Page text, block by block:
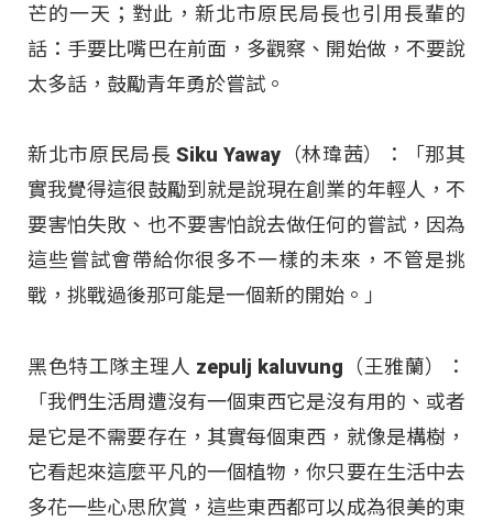
芒的一天；對此，新北市原民局長也引用長輩的
話：手要比嘴巴在前面，多觀察、開始做，不要說
太多話，鼓勵青年勇於嘗試。
新北市原民局長 Siku Yaway（林瑋茜）：「那其
實我覺得這很鼓勵到就是說現在創業的年輕人，不
要害怕失敗、也不要害怕說去做任何的嘗試，因為
這些嘗試會帶給你很多不一樣的未來，不管是挑
戰，挑戰過後那可能是一個新的開始。」
黑色特工隊主理人 zepulj kaluvung（王雅蘭）：
「我們生活周遭沒有一個東西它是沒有用的、或者
是它是不需要存在，其實每個東西，就像是構樹，
它看起來這麼平凡的一個植物，你只要在生活中去
多花一些心思欣賞，這些東西都可以成為很美的東